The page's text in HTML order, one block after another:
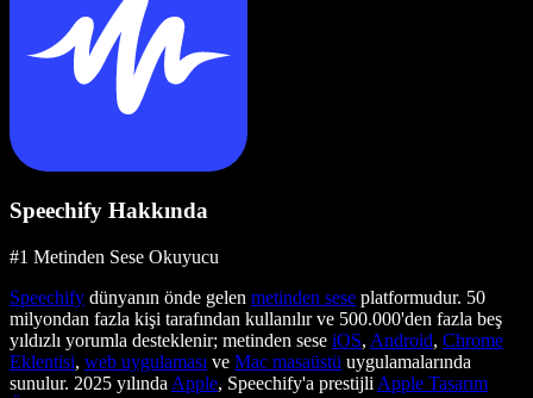
Speechify Hakkında
#1 Metinden Sese Okuyucu
Speechify dünyanın önde gelen metinden sese platformudur. 50
milyondan fazla kişi tarafından kullanılır ve 500.000'den fazla beş
yıldızlı yorumla desteklenir; metinden sese iOS, Android, Chrome
Eklentisi, web uygulaması ve Mac masaüstü uygulamalarında
sunulur. 2025 yılında Apple, Speechify'a prestijli Apple Tasarım